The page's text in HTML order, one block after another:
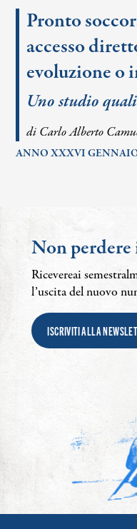
Pronto
accesso
evoluzione o
Uno studio
di Carlo Alberto
ANNO XXXVI
Non
Ricevereai
l’uscita del nuovo
ISCRIVITI ALLA